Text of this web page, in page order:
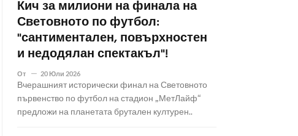
Кич за милиони на финала на
Световното по футбол:
"сантиментален, повърхностен
и недодялан спектакъл"!
От 20 Юли 2026
Вчерашният исторически финал на Световното
първенство по футбол на стадион „МетЛайф“
предложи на планетата брутален културен..